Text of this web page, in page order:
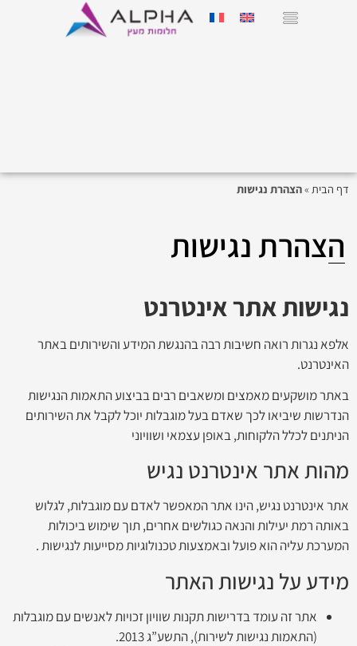
דף הבית »הצהרת נגישות
הצהרת נגישות
נגישות אתר אינטרנט
אלפא נגרות רואה חשיבות רבה בהנגשת המידע והשירותים באתר
האינטרנט.
באתר מושקעים מאמצים ומשאבים רבים בביצוע התאמות הנגישות
הנדרשות שיביאו לכך שאדם בעל מוגבלות יוכל לקבל את השירותים
הניתנים לכלל הלקוחות, באופן עצמאי ושוויוני
מהות אתר אינטרנט נגיש
אתר אינטרנט נגיש, הינו אתר המאפשר לאדם עם מוגבלות, לגלוש
באותה רמת יעילות והנאה כגולשים אחרים, תוך שימוש ביכולות
המערכת עליה הוא פועל ובאמצעות טכנולוגיות מסייעות לנגישות .
מידע על נגישות האתר
אתר זה עומד בדרישות תקנות שוויון זכויות לאנשים עם מוגבלות
(התאמות נגישות לשירות), התשע”ג 2013.